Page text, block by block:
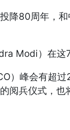
降80周年，
Modi）在这
）峰会有超
阅兵仪式，